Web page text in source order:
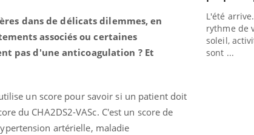
dans de délicats dilemmes, en
associés ou certaines
pas d'une anticoagulation ? Et
un score pour savoir si un patient doit
du CHA2DS2-VASc. C'est un score de
artérielle, maladie
2
L'été arrive… et avec lui, un tout nouveau
rythme de vie ! Vacances, plage, piscine,
soleil, activités en plein air… Nos mains
sont ...